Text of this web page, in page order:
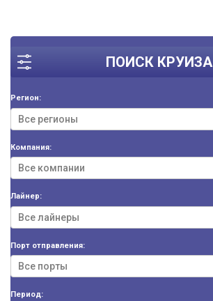
ПОИСК КРУИЗА
Регион:
Компания:
Лайнер:
Порт отправления:
Период: